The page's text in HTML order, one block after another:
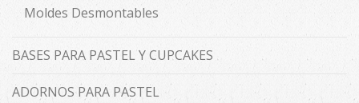
Moldes Desmontables
BASES PARA PASTEL Y CUPCAKES
ADORNOS PARA PASTEL